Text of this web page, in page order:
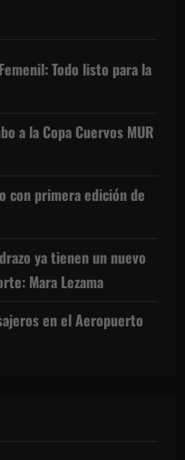
Todo listo para la
a la Copa Cuervos MUR
con primera edición de
ya tienen un nuevo
Mara Lezama
en el Aeropuerto